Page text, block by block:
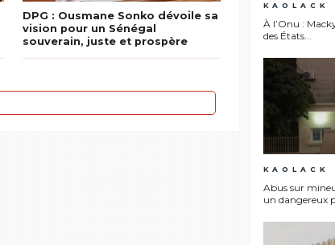
DPG : Ousmane Sonko dévoile sa
vision pour un Sénégal
souverain, juste et prospère
KAOLACK
À l’Onu :
des États...
KAOLACK
Abus sur
un dangereux